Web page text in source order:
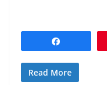
Read More